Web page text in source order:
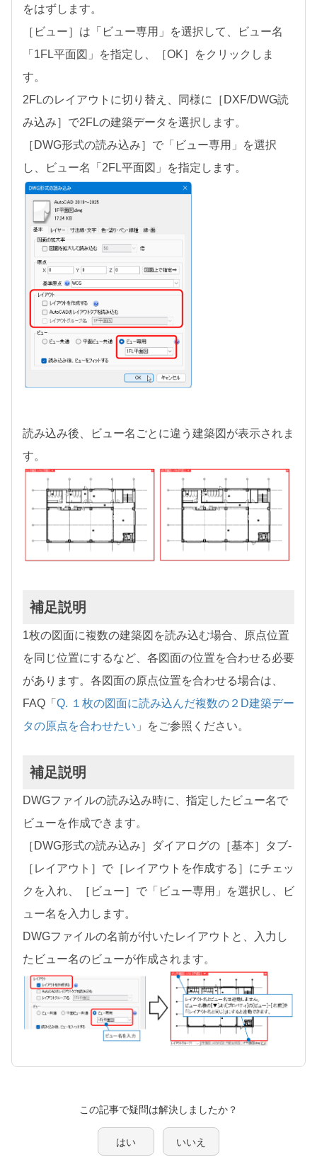
をはずします。
［ビュー］は「ビュー専用」を選択して、ビュー名
「1FL平面図」を指定し、［OK］をクリックしま
す。
2FLのレイアウトに切り替え、同様に［DXF/DWG読
み込み］で2FLの建築データを選択します。
［DWG形式の読み込み］で「ビュー専用」を選択
し、ビュー名「2FL平面図」を指定します。
読み込み後、ビュー名ごとに違う建築図が表示されま
す。
補足説明
1枚の図面に複数の建築図を読み込む場合、原点位置
を同じ位置にするなど、各図面の位置を合わせる必要
があります。各図面の原点位置を合わせる場合は、
FAQ「 Q. １枚の図面に読み込んだ複数の２D建築デー
タの原点を合わせたい 」をご参照ください。
補足説明
DWGファイルの読み込み時に、指定したビュー名で
ビューを作成できます。
［DWG形式の読み込み］ダイアログの［基本］タブ-
［レイアウト］で［レイアウトを作成する］にチェッ
クを入れ、［ビュー］で「ビュー専用」を選択し、ビ
ュー名を入力します。
DWGファイルの名前が付いたレイアウトと、入力し
たビュー名のビューが作成されます。
この記事で疑問は解決しましたか？
はい いいえ